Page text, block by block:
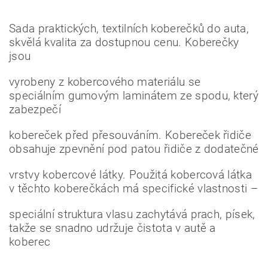
Sada praktických, textilních koberečků do auta,
skvělá kvalita za dostupnou cenu. Koberečky
jsou
vyrobeny z kobercového materiálu se
speciálním gumovým laminátem ze spodu, který
zabezpečí
kobereček před přesouváním. Kobereček řidiče
obsahuje zpevnění pod patou řidiče z dodatečné
vrstvy kobercové látky. Použitá kobercová látka
v těchto koberečkách má specifické vlastnosti –
speciální struktura vlasu zachytává prach, písek,
takže se snadno udržuje čistota v autě a
koberec